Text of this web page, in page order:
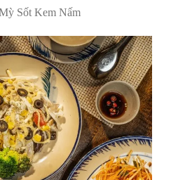
Sốt Kem Nấm